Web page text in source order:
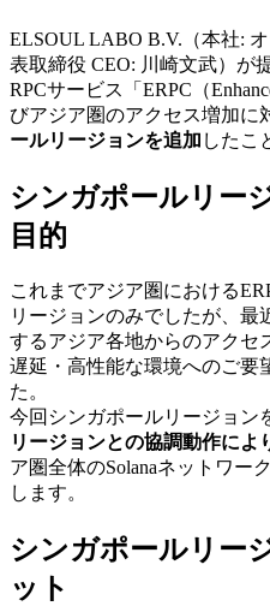
ELSOUL LABO B.V.（本社:
表取締役 CEO: 川崎文武）が
RPCサービス「ERPC（
びアジア圏のアクセス増加に
ールリージョンを追加 したこ
シンガポールリー
目的
これまでアジア圏における
リージョンのみでしたが、最
するアジア各地からのアクセ
遅延・高性能な環境へのご要
た。
今回シンガポールリージョン
リージョンとの協調動作によ
ア圏全体のSolanaネットワー
します。
シンガポールリー
ット